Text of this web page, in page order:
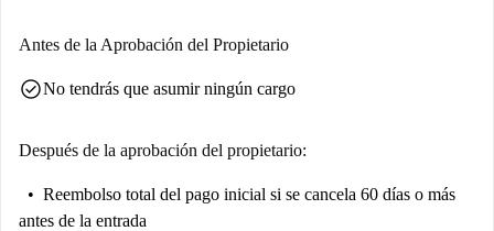
Antes de la Aprobación del Propietario
check_circleNo tendrás que asumir ningún cargo
Después de la aprobación del propietario:
Reembolso total del pago inicial si se cancela 60 días o más
antes de la entrada